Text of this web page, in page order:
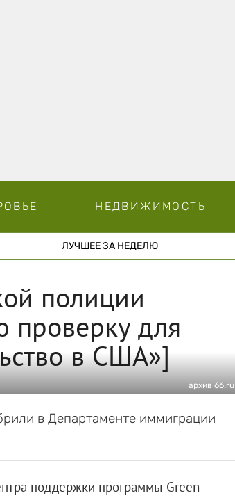
НЕДВИЖИМОСТЬ
ЛУЧШЕЕ ЗА НЕДЕЛЮ
полиции
проверку для
в США»]
архив 66.ru
в Департаменте иммиграции
поддержки программы Green